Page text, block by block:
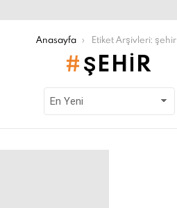
Anasayfa Etiket Arşivleri: şehir
ŞEHIR